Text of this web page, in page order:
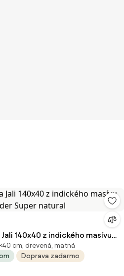
Jali 140x40 z indického masívu
Super natural
cm, drevená, matná
Doprava zadarmo